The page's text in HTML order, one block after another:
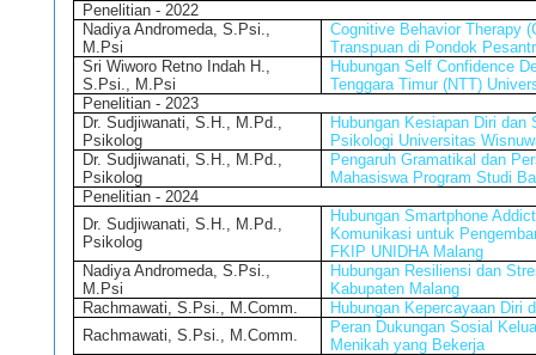
DOWNLOAD
LOGIN
Penelitian - 2022
Nadiya Andromeda, S.Psi.,
M.Psi
Cognitive Behavior Therapy
Transpuan di Pondok
Sri Wiworo Retno Indah H.,
S.Psi., M.Psi
Hubungan Self Confidence
Tenggara Timur (NTT)
Penelitian - 2023
Dr. Sudjiwanati, S.H., M.Pd.,
Psikolog
Hubungan Kesiapan Diri
Psikologi Universitas
Dr. Sudjiwanati, S.H., M.Pd.,
Psikolog
Pengaruh Gramatikal dan
Mahasiswa Program Studi
Penelitian - 2024
Dr. Sudjiwanati, S.H., M.Pd.,
Psikolog
Hubungan Smartphone
Komunikasi untuk
FKIP UNIDHA Malang
Nadiya Andromeda, S.Psi.,
M.Psi
Hubungan Resiliensi dan
Kabupaten Malang
Rachmawati, S.Psi., M.Comm.
Hubungan Kepercayaan Diri
Rachmawati, S.Psi., M.Comm.
Peran Dukungan Sosial
Menikah yang Bekerja